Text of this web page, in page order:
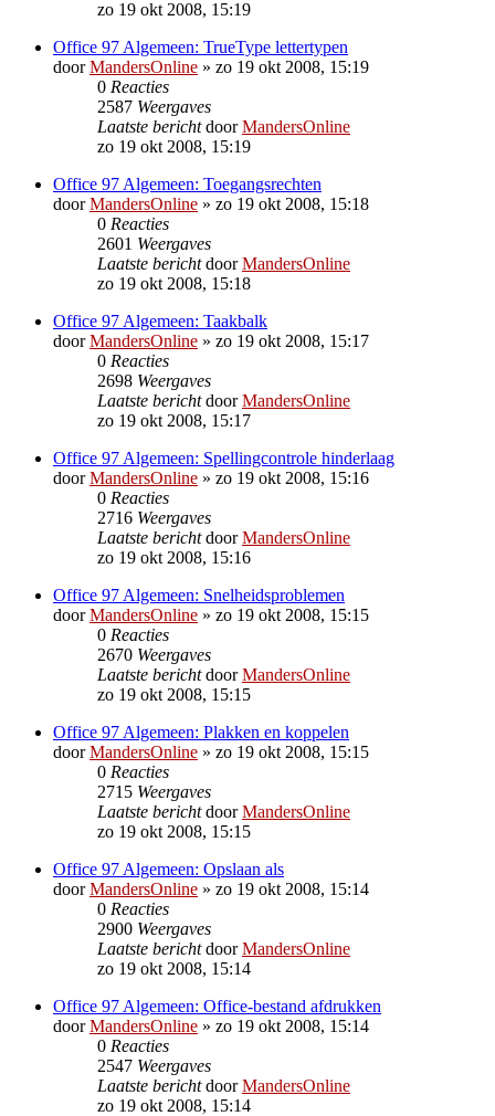
zo 19 okt 2008, 15:19
Office 97 Algemeen: TrueType lettertypen
doorMandersOnline » zo 19 okt 2008, 15:19
0 Reacties
2587 Weergaves
Laatste berichtdoorMandersOnline
zo 19 okt 2008, 15:19
Office 97 Algemeen: Toegangsrechten
doorMandersOnline » zo 19 okt 2008, 15:18
0 Reacties
2601 Weergaves
Laatste berichtdoorMandersOnline
zo 19 okt 2008, 15:18
Office 97 Algemeen: Taakbalk
doorMandersOnline » zo 19 okt 2008, 15:17
0 Reacties
2698 Weergaves
Laatste berichtdoorMandersOnline
zo 19 okt 2008, 15:17
Office 97 Algemeen: Spellingcontrole hinderlaag
doorMandersOnline » zo 19 okt 2008, 15:16
0 Reacties
2716 Weergaves
Laatste berichtdoorMandersOnline
zo 19 okt 2008, 15:16
Office 97 Algemeen: Snelheidsproblemen
doorMandersOnline » zo 19 okt 2008, 15:15
0 Reacties
2670 Weergaves
Laatste berichtdoorMandersOnline
zo 19 okt 2008, 15:15
Office 97 Algemeen: Plakken en koppelen
doorMandersOnline » zo 19 okt 2008, 15:15
0 Reacties
2715 Weergaves
Laatste berichtdoorMandersOnline
zo 19 okt 2008, 15:15
Office 97 Algemeen: Opslaan als
doorMandersOnline » zo 19 okt 2008, 15:14
0 Reacties
2900 Weergaves
Laatste berichtdoorMandersOnline
zo 19 okt 2008, 15:14
Office 97 Algemeen: Office-bestand afdrukken
doorMandersOnline » zo 19 okt 2008, 15:14
0 Reacties
2547 Weergaves
Laatste berichtdoorMandersOnline
zo 19 okt 2008, 15:14